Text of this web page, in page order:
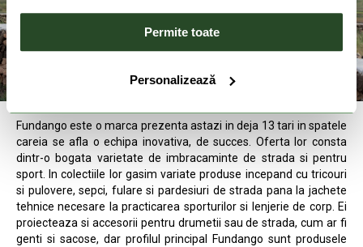
Permite toate
Personalizează
Fundango este o marca prezenta astazi in deja 13 tari in spatele
careia se afla o echipa inovativa, de succes. Oferta lor consta
dintr-o bogata varietate de imbracaminte de strada si pentru
sport. In colectiile lor gasim variate produse incepand cu tricouri
si pulovere, sepci, fulare si pardesiuri de strada pana la jachete
tehnice necesare la practicarea sporturilor si lenjerie de corp. Ei
proiecteaza si accesorii pentru drumetii sau de strada, cum ar fi
genti si sacose, dar profilul principal Fundango sunt produsele